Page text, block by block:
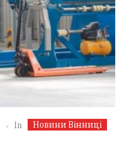
In Новини Вінниці